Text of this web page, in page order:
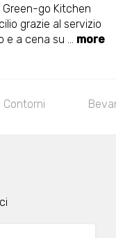
go Kitchen
grazie al servizio
e a cena su ... more
Contorni